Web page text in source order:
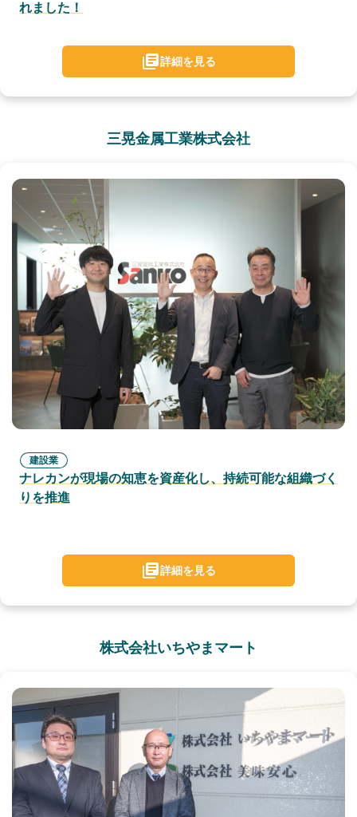
れました！
詳細を見る
三晃金属工業株式会社
建設業
ナレカンが現場の知恵を資産化し、持続可能な組織づく
りを推進
詳細を見る
株式会社いちやまマート